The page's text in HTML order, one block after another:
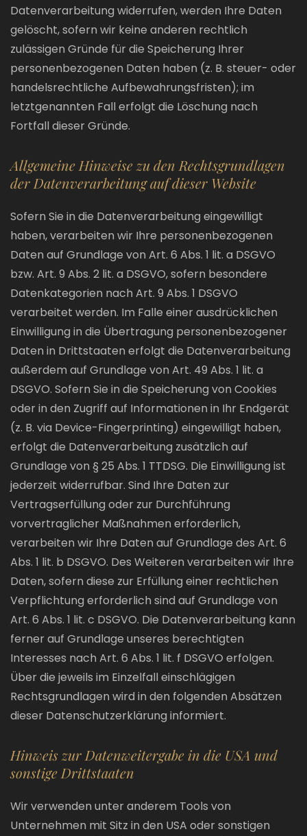
Datenverarbeitung widerrufen, werden Ihre Daten
gelöscht, sofern wir keine anderen rechtlich
zulässigen Gründe für die Speicherung Ihrer
personenbezogenen Daten haben (z. B. steuer- oder
handelsrechtliche Aufbewahrungsfristen); im
letztgenannten Fall erfolgt die Löschung nach
Fortfall dieser Gründe.
Allgemeine Hinweise zu den Rechtsgrundlagen
der Datenverarbeitung auf dieser Website
Sofern Sie in die Datenverarbeitung eingewilligt
haben, verarbeiten wir Ihre personenbezogenen
Daten auf Grundlage von Art. 6 Abs. 1 lit. a DSGVO
bzw. Art. 9 Abs. 2 lit. a DSGVO, sofern besondere
Datenkategorien nach Art. 9 Abs. 1 DSGVO
verarbeitet werden. Im Falle einer ausdrücklichen
Einwilligung in die Übertragung personenbezogener
Daten in Drittstaaten erfolgt die Datenverarbeitung
außerdem auf Grundlage von Art. 49 Abs. 1 lit. a
DSGVO. Sofern Sie in die Speicherung von Cookies
oder in den Zugriff auf Informationen in Ihr Endgerät
(z. B. via Device-Fingerprinting) eingewilligt haben,
erfolgt die Datenverarbeitung zusätzlich auf
Grundlage von § 25 Abs. 1 TTDSG. Die Einwilligung ist
jederzeit widerrufbar. Sind Ihre Daten zur
Vertragserfüllung oder zur Durchführung
vorvertraglicher Maßnahmen erforderlich,
verarbeiten wir Ihre Daten auf Grundlage des Art. 6
Abs. 1 lit. b DSGVO. Des Weiteren verarbeiten wir Ihre
Daten, sofern diese zur Erfüllung einer rechtlichen
Verpflichtung erforderlich sind auf Grundlage von
Art. 6 Abs. 1 lit. c DSGVO. Die Datenverarbeitung kann
ferner auf Grundlage unseres berechtigten
Interesses nach Art. 6 Abs. 1 lit. f DSGVO erfolgen.
Über die jeweils im Einzelfall einschlägigen
Rechtsgrundlagen wird in den folgenden Absätzen
dieser Datenschutzerklärung informiert.
Hinweis zur Datenweitergabe in die USA und
sonstige Drittstaaten
Wir verwenden unter anderem Tools von
Unternehmen mit Sitz in den USA oder sonstigen